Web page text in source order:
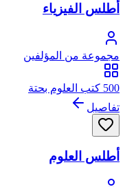
أطلس الفيزياء
مجموعة من المؤلفين
500 كتب العلوم بحتة
تفاصيل
أطلس العلوم